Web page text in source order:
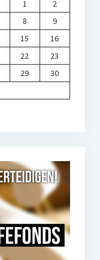
1
2
8
9
15
16
22
23
29
30